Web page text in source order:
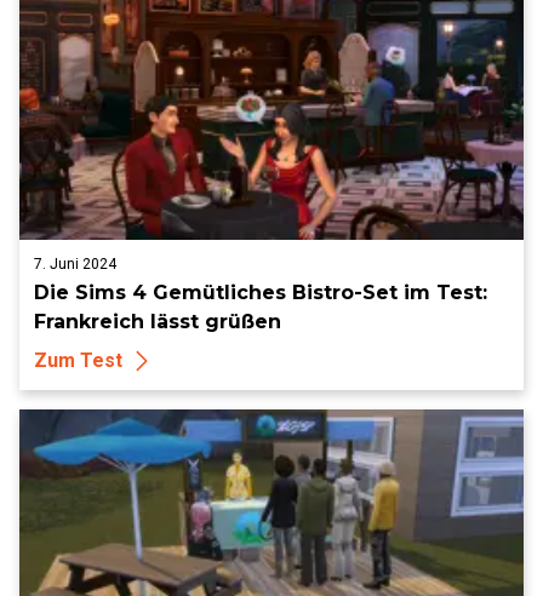
7. Juni 2024
Die Sims 4 Gemütliches Bistro-Set im Test:
Frankreich lässt grüßen
Zum Test